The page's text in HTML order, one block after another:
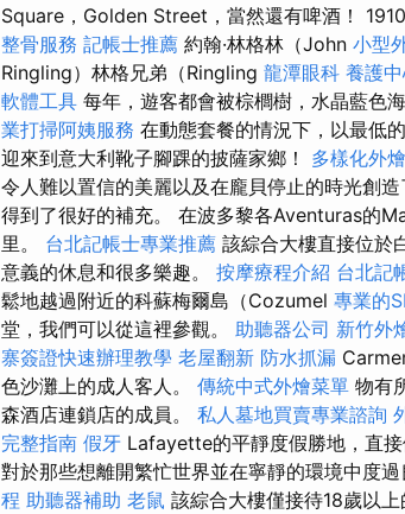
Square，Golden Street，當然還有啤酒！
整骨服務 記帳士推薦 約翰·林格林（John 小型
Ringling）林格兄弟（Ringling 龍潭眼科 養護
軟體工具 每年，遊客都會被棕櫚樹，水晶藍色
業打掃阿姨服務 在動態套餐的情況下，以最低
迎來到意大利靴子腳踝的披薩家鄉！ 多樣化外
令人難以置信的美麗以及在龐貝停止的時光創
得到了很好的補充。 在波多黎各Aventuras的
里。 台北記帳士專業推薦 該綜合大樓直接位於
意義的休息和很多樂趣。 按摩療程介紹 台北記
鬆地越過附近的科蘇梅爾島（Cozumel 專業的
堂，我們可以從這裡參觀。 助聽器公司 新竹外
寨簽證快速辦理教學 老屋翻新 防水抓漏
色沙灘上的成人客人。 傳統中式外燴菜單 物有
森酒店連鎖店的成員。 私人墓地買賣專業諮詢
完整指南 假牙 Lafayette的平靜度假勝地，直接
對於那些想離開繁忙世界並在寧靜的環境中度
程 助聽器補助 老鼠 該綜合大樓僅接待18歲以上